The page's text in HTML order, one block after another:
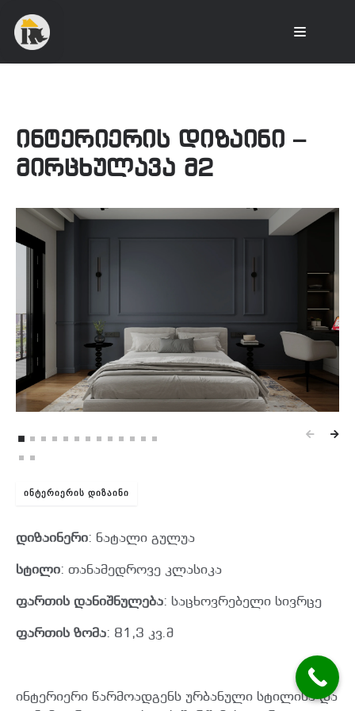
ინტერიერის დიზაინი –
მირცხულავა მ2
ᲘᲜᲢᲔᲠᲘᲔᲠᲘᲡ ᲓᲘᲖᲐᲘᲜᲘ
დიზაინერი: ნატალი გულუა
სტილი: თანამედროვე კლასიკა
ფართის დანიშნულება: საცხოვრებელი სივრცე
ფართის ზომა: 81,3 კვ.მ
ინტერიერი წარმოადგენს ურბანული სტილისა და